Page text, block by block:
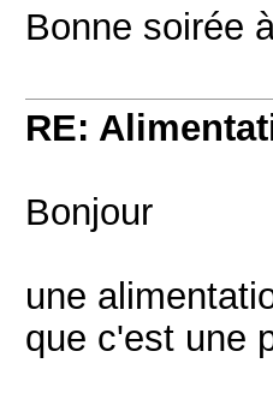
Bonne soirée
RE:
Bonjour
une
que c'est une